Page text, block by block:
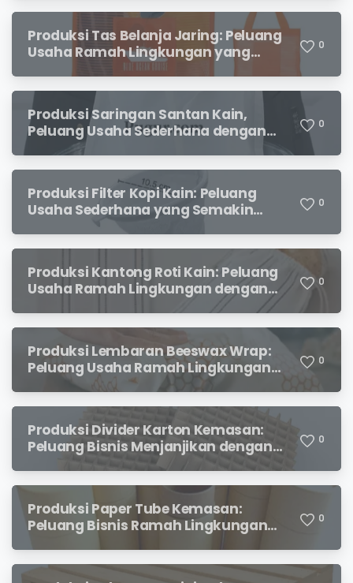
Produksi Tas Belanja Jaring: Peluang
Usaha Ramah Lingkungan yang
0
Produksi Saringan Santan Kain,
Peluang Usaha Sederhana dengan
Permintaan yang Terus Meningkat
0
Produksi Filter Kopi Kain: Peluang
Usaha Sederhana yang Semakin
Diminati Pecinta Kopi
0
Produksi Kantong Roti Kain: Peluang
Usaha Ramah Lingkungan dengan
0
Produksi Lembaran Beeswax Wrap:
Peluang Usaha Ramah Lingkungan
yang Menjanjikan
0
Produksi Divider Karton Kemasan:
Peluang Bisnis Menjanjikan dengan
Permintaan yang Terus Meningkat
0
Produksi Paper Tube Kemasan:
Peluang Bisnis Ramah Lingkungan
0